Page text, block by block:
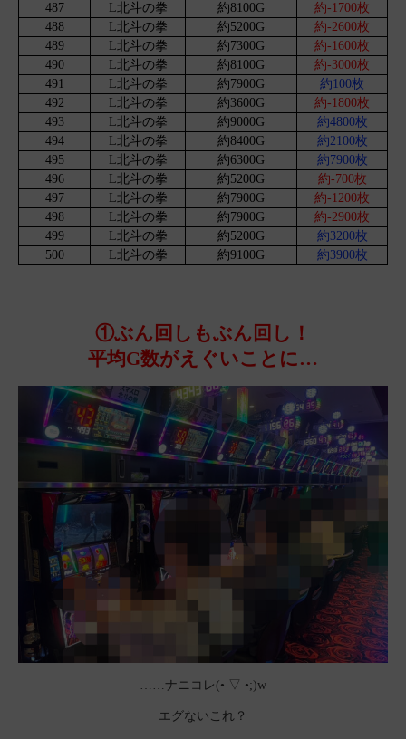
487
L北斗の拳 約8100G
約-1700枚
488
L北斗の拳 約5200G
約-2600枚
489
L北斗の拳 約7300G
約-1600枚
490
L北斗の拳 約8100G
約-3000枚
491
L北斗の拳 約7900G
約100枚
492
L北斗の拳 約3600G
約-1800枚
493
L北斗の拳 約9000G
約4800枚
494
L北斗の拳 約8400G
約2100枚
495
L北斗の拳 約6300G
約7900枚
496
L北斗の拳 約5200G
約-700枚
497
L北斗の拳 約7900G
約-1200枚
498
L北斗の拳 約7900G
約-2900枚
499
L北斗の拳 約5200G
約3200枚
500
L北斗の拳 約9100G 約3900枚
①ぶん回しもぶん回し！
平均G数がえぐいことに…
……ナニコレ(⁠•⁠ ⁠▽⁠ ⁠•⁠;⁠)w
エグないこれ？